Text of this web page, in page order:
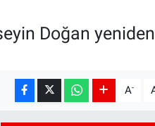
Doğan
A-